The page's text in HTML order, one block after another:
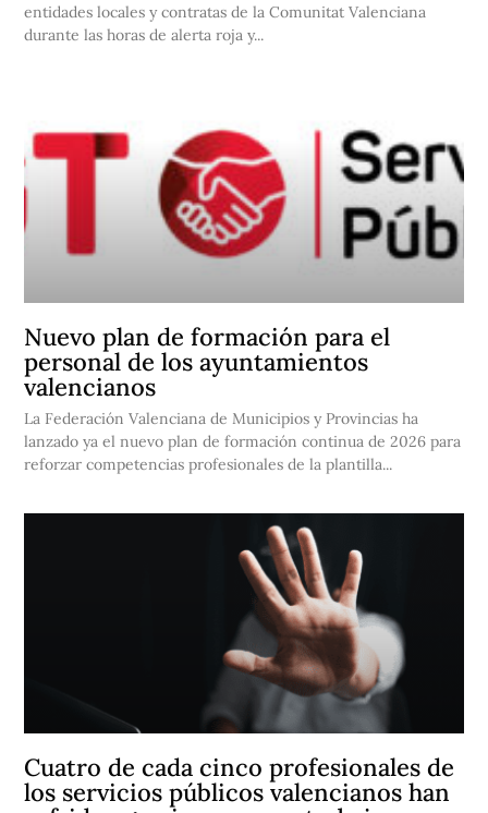
entidades locales y contratas de la Comunitat Valenciana
durante las horas de alerta roja y...
Nuevo plan de formación para el
personal de los ayuntamientos
valencianos
La Federación Valenciana de Municipios y Provincias ha
lanzado ya el nuevo plan de formación continua de 2026 para
reforzar competencias profesionales de la plantilla...
Cuatro de cada cinco profesionales de
los servicios públicos valencianos han